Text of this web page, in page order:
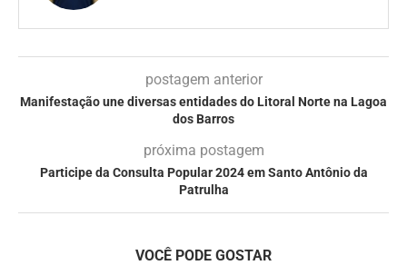
postagem anterior
Manifestação une diversas entidades do Litoral Norte na Lagoa
dos Barros
próxima postagem
Participe da Consulta Popular 2024 em Santo Antônio da
Patrulha
VOCÊ PODE GOSTAR